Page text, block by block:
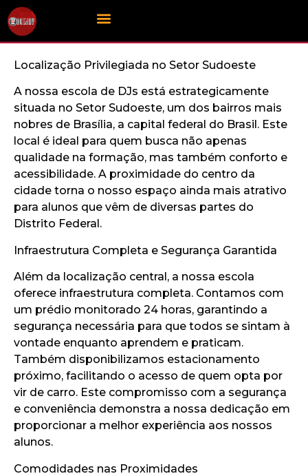
Localização Privilegiada no Setor Sudoeste
A nossa escola de DJs está estrategicamente
situada no Setor Sudoeste, um dos bairros mais
nobres de Brasília, a capital federal do Brasil. Este
local é ideal para quem busca não apenas
qualidade na formação, mas também conforto e
acessibilidade. A proximidade do centro da
cidade torna o nosso espaço ainda mais atrativo
para alunos que vêm de diversas partes do
Distrito Federal.
Infraestrutura Completa e Segurança Garantida
Além da localização central, a nossa escola
oferece infraestrutura completa. Contamos com
um prédio monitorado 24 horas, garantindo a
segurança necessária para que todos se sintam à
vontade enquanto aprendem e praticam.
Também disponibilizamos estacionamento
próximo, facilitando o acesso de quem opta por
vir de carro. Este compromisso com a segurança
e conveniência demonstra a nossa dedicação em
proporcionar a melhor experiência aos nossos
alunos.
Comodidades nas Proximidades